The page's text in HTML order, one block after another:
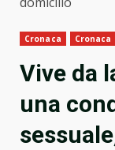
Cronaca Cronaca
Vive da
una